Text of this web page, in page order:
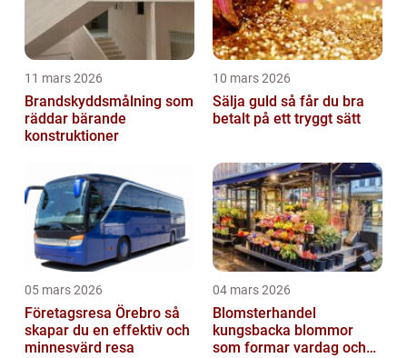
11 mars 2026
Brandskyddsmålning som
räddar bärande
konstruktioner
10 mars 2026
Sälja guld så får du bra
betalt på ett tryggt sätt
05 mars 2026
Företagsresa Örebro så
skapar du en effektiv och
minnesvärd resa
04 mars 2026
Blomsterhandel
kungsbacka blommor
som formar vardag och